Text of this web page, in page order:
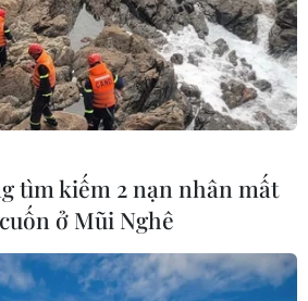
và có nguy cơ thất bại nếu
tới tay người dân.
tìm kiếm 2 nạn nhân mất
ở Mũi Nghê